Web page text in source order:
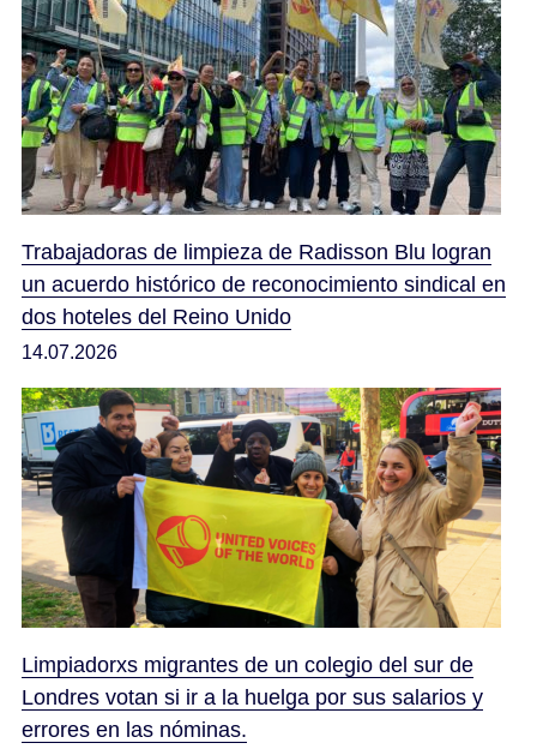
Trabajadoras de limpieza de Radisson Blu logran
un acuerdo histórico de reconocimiento sindical en
dos hoteles del Reino Unido
14.07.2026
Limpiadorxs migrantes de un colegio del sur de
Londres votan si ir a la huelga por sus salarios y
errores en las nóminas.